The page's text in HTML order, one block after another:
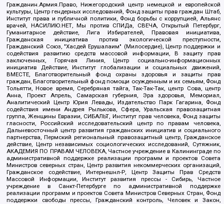
Гражданин.Армия.Право, Нижегородский центр немецкой и европейской
культуры, Центр гендерных исследований, Фонд защиты прав граждан Штаб,
Институт права и публичной политики, Фонд борьбы с коррупцией, Альянс
врачей, НАСИЛИЮ.НЕТ, Мы против СПИДа, СВЕЧА, Открытый Петербург,
Гуманитарное действие, Лига Избирателей, Правовая инициатива,
Гражданская инициатива против экологической преступности,
Гражданский Союз, "Хасдей Ерушалаим" (Милосердие), Центр поддержки и
содействия развитию средств массовой информации, В защиту прав
заключенных, Горячая Линия, Центр социально-информационных
инициатив Действие, Институт глобализации и социальных движений,
ВМЕСТЕ, Благотворительный фонд охраны здоровья и защиты прав
граждан, Благотворительный фонд помощи осужденным и их семьям, Фонд
Тольятти, Новое время, Серебряная тайга, Так-Так-Так, центр Сова, центр
Анна, Проект Апрель, Самарская губерния, Эра здоровья, Мемориал,
Аналитический Центр Юрия Левады, Издательство Парк Гагарина, Фонд
содействия имени Андрея Рылькова, Сфера, Уральская правозащитная
группа, Женщины Евразии, СИБАЛЬТ, Институт прав человека, Фонд защиты
гласности, Российский исследовательский центр по правам человека,
Дальневосточный центр развития гражданских инициатив и социального
партнерства, Пермский региональный правозащитный центр, Гражданское
действие, Центр независимых социологических исследований, Сутяжник,
АКАДЕМИЯ ПО ПРАВАМ ЧЕЛОВЕКА, Частное учреждение в Калининграде по
административной поддержке реализации программ и проектов Совета
Министров северных стран, Центр развития некоммерческих организаций,
Гражданское содействие, Интернешнл-Р, Центр Защиты Прав Средств
Массовой Информации, Институт развития прессы - Сибирь, Частное
учреждение в Санкт-Петербурге по административной поддержке
реализации программ и проектов Совета Министров Северных Стран, Фонд
поддержки свободы прессы, Гражданский контроль, Человек и Закон,